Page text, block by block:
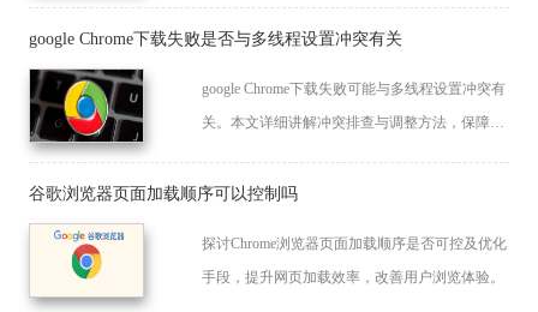
google Chrome下载失败是否与多线程设置冲突有关
google Chrome下载失败可能与多线程设置冲突有
关。本文详细讲解冲突排查与调整方法，保障下
谷歌浏览器页面加载顺序可以控制吗
探讨Chrome浏览器页面加载顺序是否可控及优化
手段，提升网页加载效率，改善用户浏览体验。